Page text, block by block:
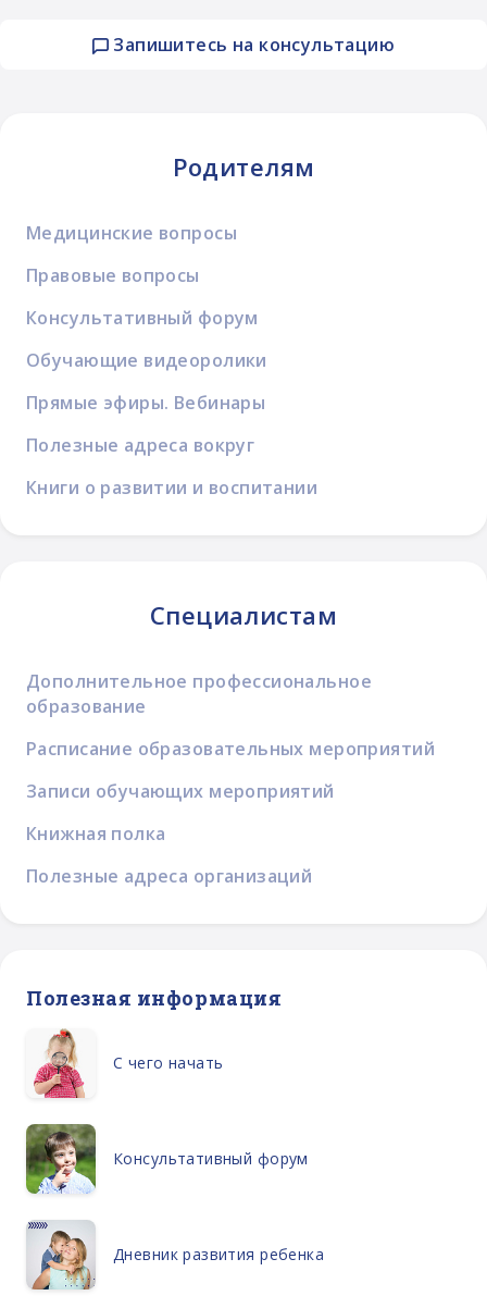
Запишитесь на консультацию
Родителям
Медицинские вопросы
Правовые вопросы
Консультативный форум
Обучающие видеоролики
Прямые эфиры. Вебинары
Полезные адреса вокруг
Книги о развитии и воспитании
Специалистам
Дополнительное профессиональное
образование
Расписание образовательных мероприятий
Записи обучающих мероприятий
Книжная полка
Полезные адреса организаций
Полезная информация
С чего начать
Консультативный форум
Дневник развития ребенка